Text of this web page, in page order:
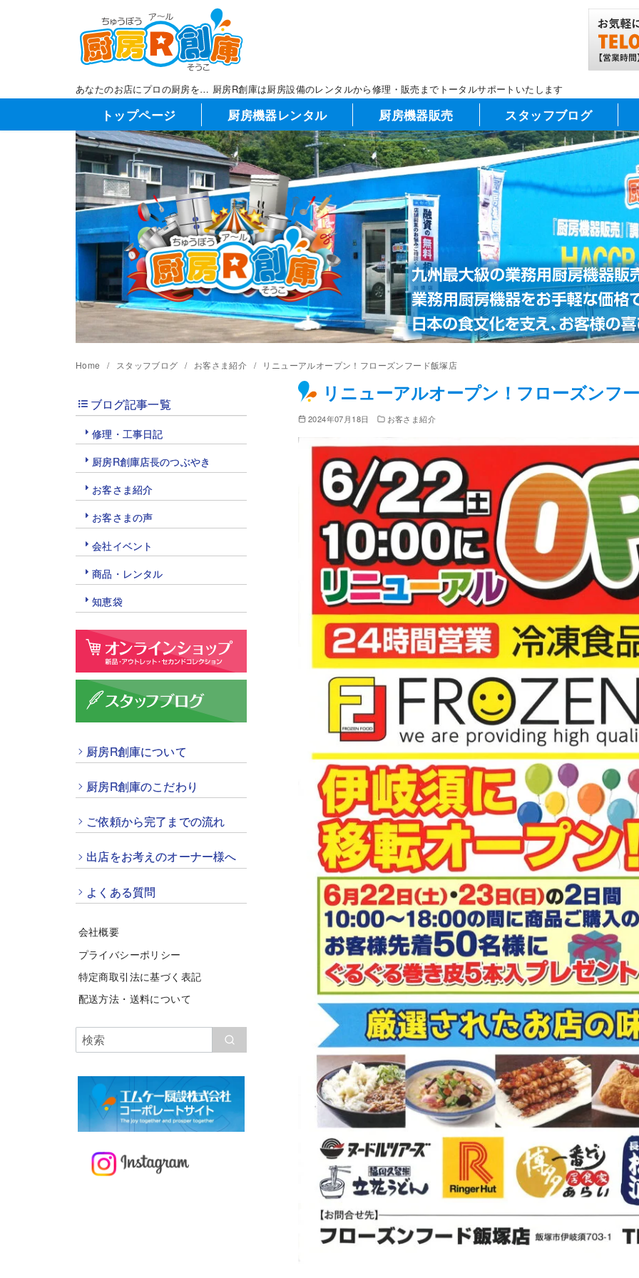
あなたのお店にプロの厨房を… 厨房R創庫は厨房設備のレンタルから修理・販売までトータルサポートいたします
トップページ 厨房機器レンタル 厨房機器販売 スタッフブログ
Home スタッフブログ お客さま紹介 リニューアルオープン！フローズンフード飯塚店
リニューアルオープン！フローズンフ
2024年07月18日 お客さま紹介
ブログ記事一覧
修理・工事日記
厨房R創庫店長のつぶやき
お客さま紹介
お客さまの声
会社イベント
商品・レンタル
知恵袋
厨房R創庫について
厨房R創庫のこだわり
ご依頼から完了までの流れ
出店をお考えのオーナー様へ
よくある質問
会社概要
プライバシーポリシー
特定商取引法に基づく表記
配送方法・送料について